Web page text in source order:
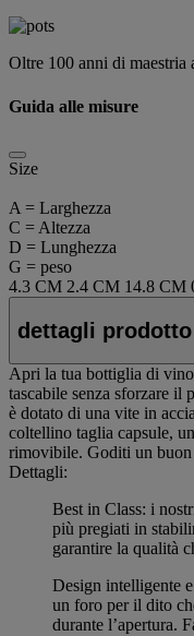
Oltre 100 anni di maestria
Guida alle misure
Size
A = Larghezza
C = Altezza
D = Lunghezza
G = peso
4.3 CM 2.4 CM 14.8 CM
dettagli prodotto
Apri la tua bottiglia di
tascabile senza sforzare il
è dotato di una vite in
coltellino taglia capsule,
rimovibile. Goditi un
Dettagli:
Best in Class: i
più pregiati in
garantire la qualità
Design intelligente
un foro per il dito
durante l’apertura.